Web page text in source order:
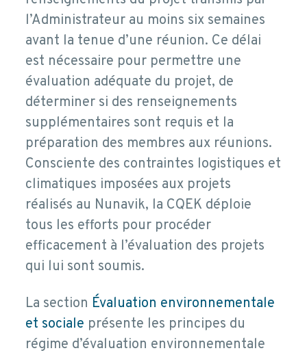
l’Administrateur au moins six semaines
avant la tenue d’une réunion. Ce délai
est nécessaire pour permettre une
évaluation adéquate du projet, de
déterminer si des renseignements
supplémentaires sont requis et la
préparation des membres aux réunions.
Consciente des contraintes logistiques et
climatiques imposées aux projets
réalisés au Nunavik, la CQEK déploie
tous les efforts pour procéder
efficacement à l’évaluation des projets
qui lui sont soumis.
La section Évaluation environnementale
et sociale présente les principes du
régime d’évaluation environnementale